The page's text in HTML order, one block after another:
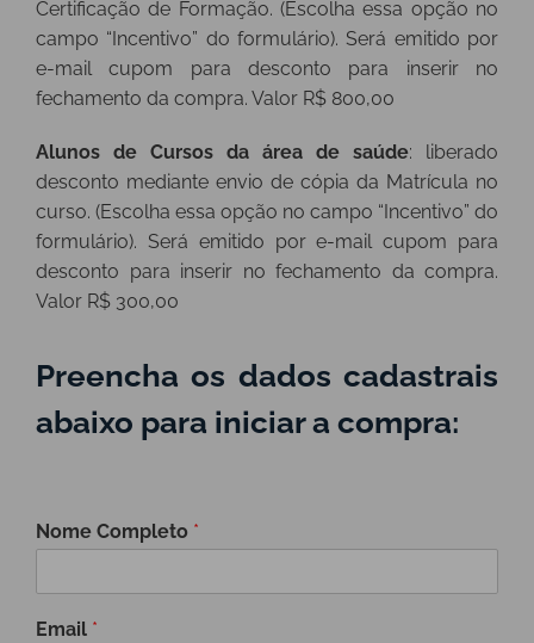
Certificação de Formação. (Escolha essa opção no
campo “Incentivo” do formulário). Será emitido por
e-mail cupom para desconto para inserir no
fechamento da compra. Valor R$ 800,00
Alunos de Cursos da área de saúde: liberado
desconto mediante envio de cópia da Matrícula no
curso. (Escolha essa opção no campo “Incentivo” do
formulário). Será emitido por e-mail cupom para
desconto para inserir no fechamento da compra.
Valor R$ 300,00
Preencha os dados cadastrais
abaixo para iniciar a compra:
Nome Completo *
Email *